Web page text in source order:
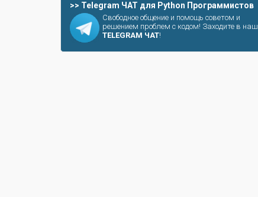
>> Telegram ЧАТ для Python Программистов
Свободное общение и помощь советом и
решением проблем с кодом! Заходите в наш
TELEGRAM ЧАТ!